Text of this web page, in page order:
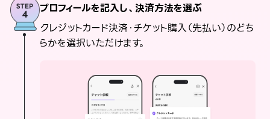
プロフィールを記入し、決済方法を選ぶ
クレジットカード決済・チケット購入（先払い）のどち
らかを選択いただけます。